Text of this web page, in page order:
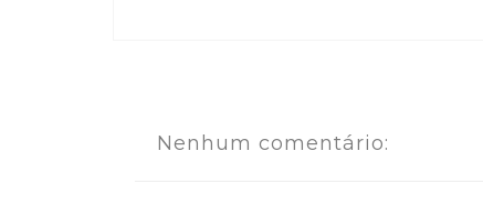
Nenhum comentário: